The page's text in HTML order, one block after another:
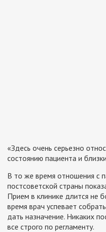
«Здесь очень серьезно
состоянию пациента и
В то же время отношения с
постсоветской страны
Прием в клинике длится не
время врач успевает
дать назначение. Никаких
все строго по регламенту.